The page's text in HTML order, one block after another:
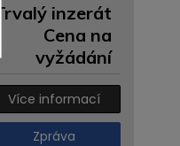
Trvalý inzerát
Cena na
vyžádání
Více informací
Zpráva